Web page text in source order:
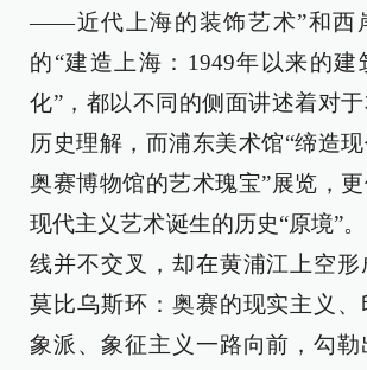
——近代上海的装饰艺术”和西
的“建造上海：1949年以来的建
化”，都以不同的侧面讲述着对
历史理解，而浦东美术馆“缔造
奥赛博物馆的艺术瑰宝”展览，
现代主义艺术诞生的历史“原境”
线并不交叉，却在黄浦江上空
莫比乌斯环：奥赛的现实主义
象派、象征主义一路向前，勾